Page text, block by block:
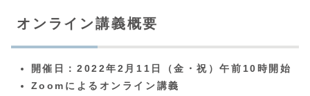
オンライン講義概要
開催日：2022年2月11日（金・祝）午前10時開始
Zoomによるオンライン講義